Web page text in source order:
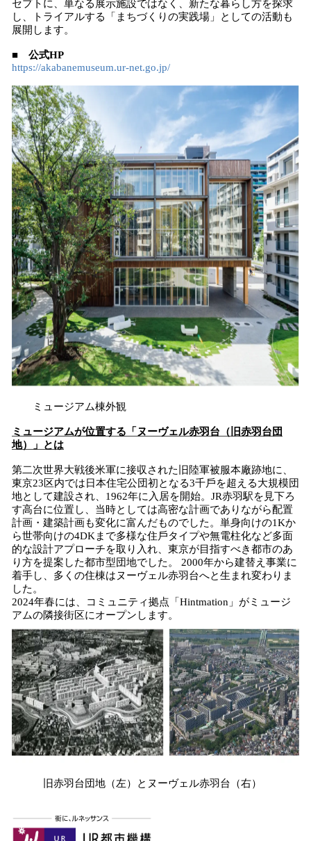
セプトに、単なる展示施設ではなく、新たな暮らし方を探求
し、トライアルする「まちづくりの実践場」としての活動も
展開します。
■ 公式HP
https://akabanemuseum.ur-net.go.jp/
ミュージアム棟外観
ミュージアムが位置する「ヌーヴェル赤羽台（旧赤羽台団
地）」とは
第⼆次世界⼤戦後⽶軍に接収された旧陸軍被服本廠跡地に、
東京23区内では⽇本住宅公団初となる3千⼾を超える大規模団
地として建設され、1962年に⼊居を開始。JR⾚⽻駅を⾒下ろ
す⾼台に位置し、当時としては⾼密な計画でありながら配置
計画・建築計画も変化に富んだものでした。単⾝向けの1Kか
ら世帯向けの4DKまで多様な住⼾タイプや無電柱化など多⾯
的な設計アプローチを取り⼊れ、東京が⽬指すべき都市のあ
り⽅を提案した都市型団地でした。 2000年から建替え事業に
着⼿し、多くの住棟はヌーヴェル⾚⽻台へと⽣まれ変わりま
した。
2024年春には、コミュニティ拠点「Hintmation」がミュージ
アムの隣接街区にオープンします。
旧赤羽台団地（左）とヌーヴェル赤羽台（右）